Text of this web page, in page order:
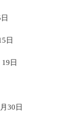
日
日
30日